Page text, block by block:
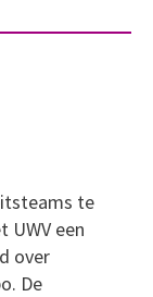
te
UWV een
over
De